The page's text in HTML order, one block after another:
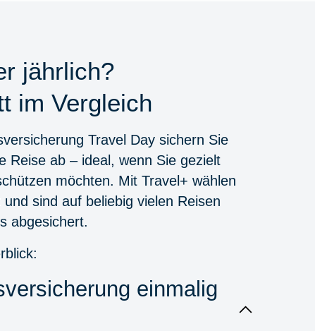
jährlich?
im Vergleich
Travel Daysichern Sie
Reiseab – ideal, wenn Sie gezielt
möchten. Mit Travel+ wählen
und sind auf beliebig vielen Reisen
abgesichert.
einmalig